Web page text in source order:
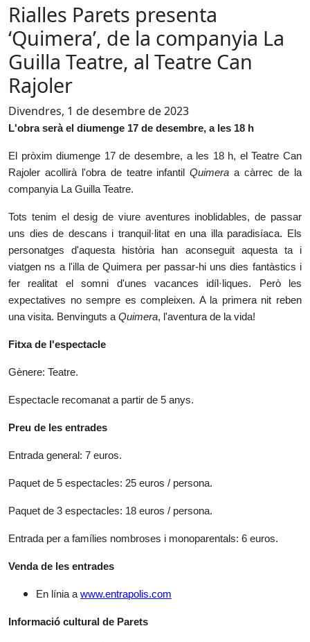
Rialles Parets presenta
‘Quimera’, de la companyia La
Guilla Teatre, al Teatre Can
Rajoler
Divendres, 1 de desembre de 2023
L'obra serà el diumenge 17 de desembre, a les 18 h
El pròxim diumenge 17 de desembre, a les 18 h, el Teatre Can
Rajoler acollirà l'obra de teatre infantilQuimeraa càrrec de la
companyia La Guilla Teatre.
Tots tenim el desig de viure aventures inoblidables, de passar
uns dies de descans i tranquil·litat en una illa paradisíaca. Els
personatges d'aquesta història han aconseguit aquesta ­ta i
viatgen ­ns a l'illa de Quimera per passar-hi uns dies fantàstics i
fer realitat el somni d'unes vacances idíl·liques. Però les
expectatives no sempre es compleixen. A la primera nit reben
una visita. Benvinguts a Quimera, l'aventura de la vida!
Fitxa de l'espectacle
Gènere: Teatre.
Espectacle recomanat a partir de 5 anys.
Preu de les entrades
Entrada general: 7 euros.
Paquet de 5 espectacles: 25 euros / persona.
Paquet de 3 espectacles: 18 euros / persona.
Entrada per a famílies nombroses i monoparentals: 6 euros.
Venda de les entrades
En línia a www.entrapolis.com
Informació cultural de Parets